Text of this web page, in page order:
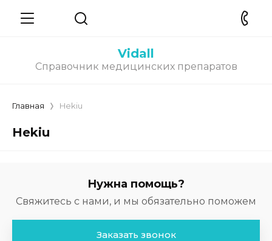
Vidall
Справочник медицинских препаратов
Главная Hekiu
Hekiu
Нужна помощь?
Свяжитесь с нами, и мы обязательно поможем
Заказать звонок